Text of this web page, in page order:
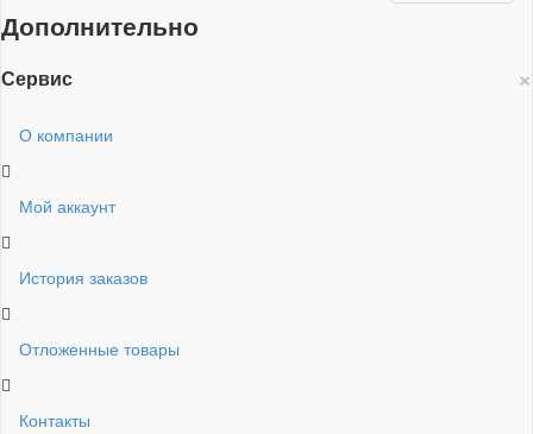
Дополнительно
×
Сервис
О компании
Мой аккаунт
История заказов
Отложенные товары
Контакты